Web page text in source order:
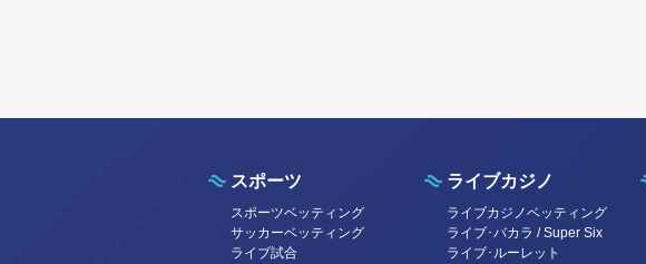
スポーツ
スポーツベッティング
サッカーベッティング
ライブ試合
ライブカジノ
ライブカジノベッティング
ライブ･バカラ / Super Six
ライブ･ルーレット